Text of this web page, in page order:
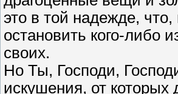
это в той надежде,
остановить кого-либо
своих.
Но Ты, Господи,
искушения, от